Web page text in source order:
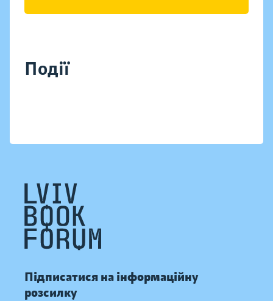
Події
Підписатися на інформаційну
розсилку